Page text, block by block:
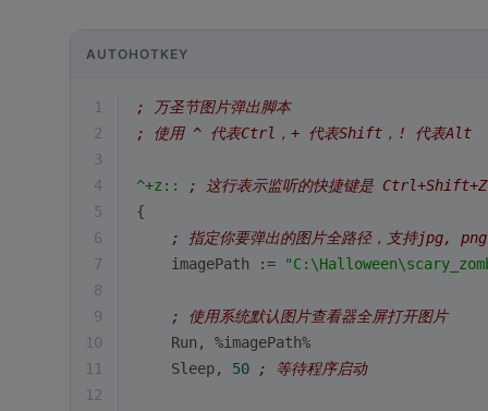
AUTOHOTKEY
1
; 万圣节图片弹出脚本
2
; 使用 ^ 代表Ctrl，+ 代表Shift，! 代表Alt
3
4
^+z::
; 这行表示监听的快捷键是 Ctrl+Shift+Z
5
{
6
; 指定你要弹出的图片全路径，支持jpg,
7
    imagePath :=
8
9
; 使用系统默认图片查看器全屏打开图片
10
    Run,
%imagePath%
11
    Sleep,
50
; 等待程序启动
12